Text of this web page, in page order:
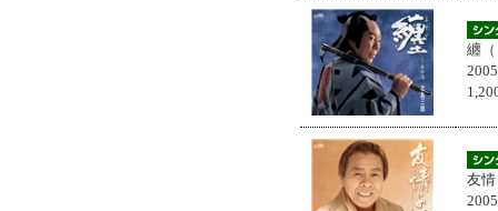
纏
友